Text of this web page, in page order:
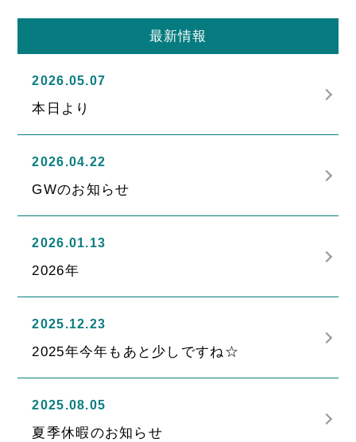
最新情報
2026.05.07
本日より
2026.04.22
GWのお知らせ
2026.01.13
2026年
2025.12.23
2025年今年もあと少しですね☆
2025.08.05
夏季休暇のお知らせ